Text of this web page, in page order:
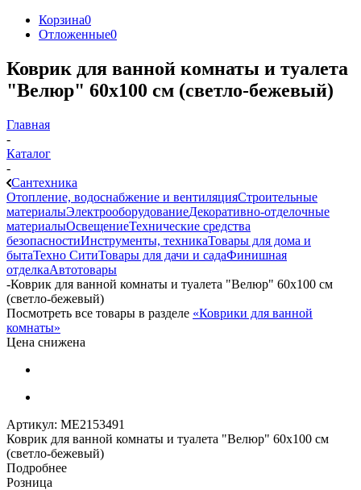
Корзина0
Отложенные0
Коврик для ванной комнаты и туалета
"Велюр" 60х100 см (светло-бежевый)
Главная
-
Каталог
-
Сантехника
Отопление, водоснабжение и вентиляцияСтроительные
материалыЭлектрооборудованиеДекоративно-отделочные
материалыОсвещениеТехнические средства
безопасностиИнструменты, техникаТовары для дома и
бытаТехно СитиТовары для дачи и садаФинишная
отделкаАвтотовары
-Коврик для ванной комнаты и туалета "Велюр" 60х100 см
(светло-бежевый)
Посмотреть все товары в разделе «Коврики для ванной
комнаты»
Цена снижена
Артикул: МЕ2153491
Коврик для ванной комнаты и туалета "Велюр" 60х100 см
(светло-бежевый)
Подробнее
Розница